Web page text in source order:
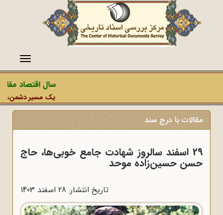
منو
سال اقتصاد
یک مسیر دشمن،
مقالات با درج سند
29 اسفند سالروز شهادت جامع خوبی‌ها، حاج
حسن حسین‌زاده موحد
تاریخ انتشار: 28 اسفند 1403